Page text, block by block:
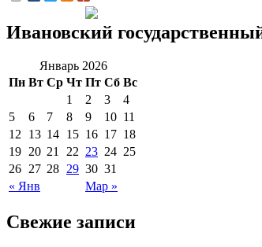
Ивановский
Январь 2026
Пн Вт Ср Чт Пт Сб Вс
« Янв Мар »
1 2 3
4
5
6 7 8 9 10 11
12
13 14 15 16 17 18
19 20 21 22 23 24 25
26 27 28 29 30 31
Свежие записи